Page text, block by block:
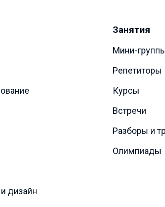
дизайн
Занятия
Мини-
Репетиторы
Курсы
Встречи
Разборы и
Олимпиады